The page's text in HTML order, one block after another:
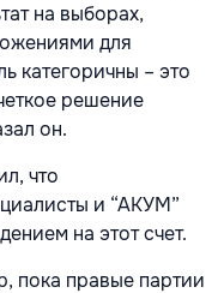
на выборах,
для
категоричны – это
решение
он.
что
и “АКУМ”
на этот счет.
пока правые партии